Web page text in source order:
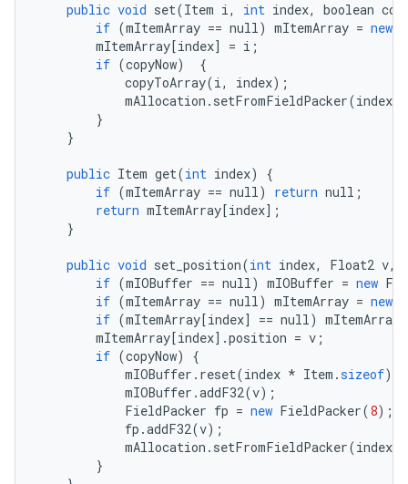
public void set(Item i, int index, boolean
if (mItemArray == null) mItemArray = new
mItemArray[index] = i ;
if (copyNow)
{
copyToArray(i, index);
mAllocation . setFromFieldPacker(index
}
}
public Item get(int index)
{
if (mItemArray == null) return null ;
return mItemArray[index];
}
public void set_position(int index, Float2 v,
if (mIOBuffer == null) mIOBuffer = new
if (mItemArray == null) mItemArray = new
if (mItemArray[index] == null) mItemArray
mItemArray[index].position = v ;
if (copyNow)
{
mIOBuffer . reset(index * Item .sizeof);
mIOBuffer .addF32(v);
FieldPacker fp = new FieldPacker(8);
fp .addF32(v);
mAllocation . setFromFieldPacker(index
}